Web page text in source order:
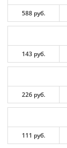
588 руб.
143 руб.
226 руб.
111 руб.